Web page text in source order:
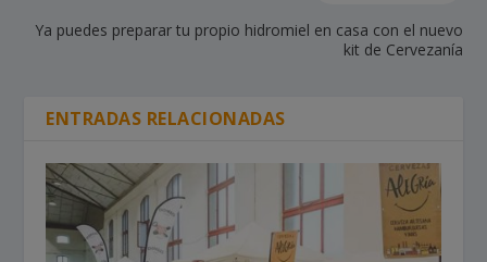
Ya puedes preparar tu propio hidromiel en casa con el nuevo
kit de Cervezanía
ENTRADAS RELACIONADAS